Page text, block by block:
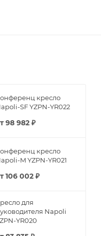
кресло
SF YZPN-YR022
98 982 ₽
кресло
M YZPN-YR021
106 002 ₽
для
Napoli
YR020